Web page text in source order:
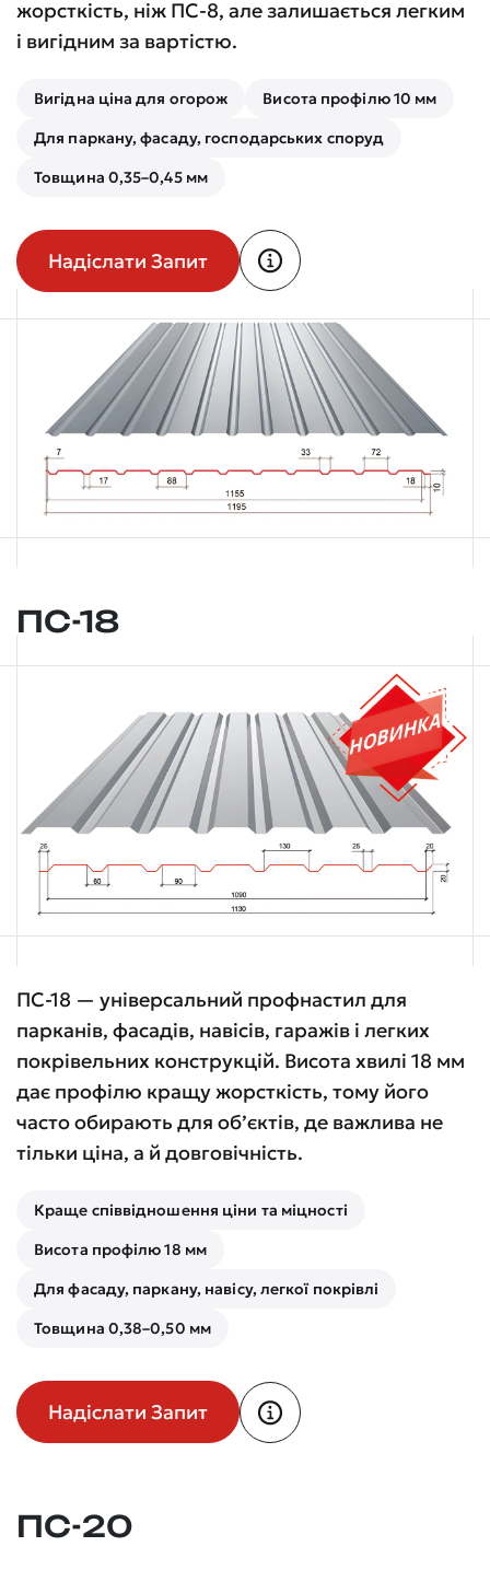
жорсткість, ніж ПС-8, але залишається легким
і вигідним за вартістю.
Вигідна ціна для огорож
Висота профілю 10 мм
Для паркану, фасаду, господарських споруд
Товщина 0,35–0,45 мм
Надіслати Запит
ПС-18
ПС-18 — універсальний профнастил для
парканів, фасадів, навісів, гаражів і легких
покрівельних конструкцій. Висота хвилі 18 мм
дає профілю кращу жорсткість, тому його
часто обирають для об’єктів, де важлива не
тільки ціна, а й довговічність.
Краще співвідношення ціни та міцності
Висота профілю 18 мм
Для фасаду, паркану, навісу, легкої покрівлі
Товщина 0,38–0,50 мм
Надіслати Запит
ПС-20